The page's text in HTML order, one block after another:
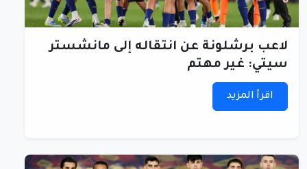
لاعب برشلونة عن انتقاله إلى مانشستر
سيتي: غير مهتم
اقرأ المزيد